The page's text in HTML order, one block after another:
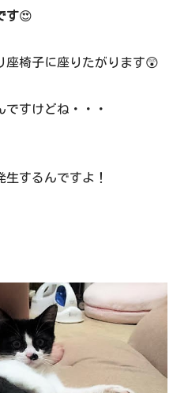
す😍
座椅子に座りたがります😲
すけどね・・・
するんですよ！